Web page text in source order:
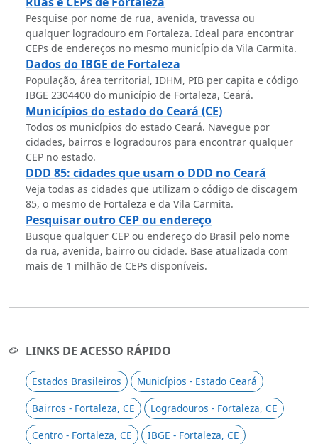
Pesquise por nome de rua, avenida, travessa ou
qualquer logradouro em Fortaleza. Ideal para encontrar
CEPs de endereços no mesmo município da Vila Carmita.
Dados do IBGE de Fortaleza
População, área territorial, IDHM, PIB per capita e código
IBGE 2304400 do município de Fortaleza, Ceará.
Municípios do estado do Ceará (CE)
Todos os municípios do estado Ceará. Navegue por
cidades, bairros e logradouros para encontrar qualquer
CEP no estado.
DDD 85: cidades que usam o DDD no Ceará
Veja todas as cidades que utilizam o código de discagem
85, o mesmo de Fortaleza e da Vila Carmita.
Pesquisar outro CEP ou endereço
Busque qualquer CEP ou endereço do Brasil pelo nome
da rua, avenida, bairro ou cidade. Base atualizada com
mais de 1 milhão de CEPs disponíveis.
LINKS DE ACESSO RÁPIDO
Estados Brasileiros
Municípios - Estado Ceará
Bairros - Fortaleza, CE
Logradouros - Fortaleza, CE
Centro - Fortaleza, CE
IBGE - Fortaleza, CE